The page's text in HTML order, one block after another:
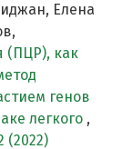
Елена
(ПЦР), как
генов
легкого ,
(2022)